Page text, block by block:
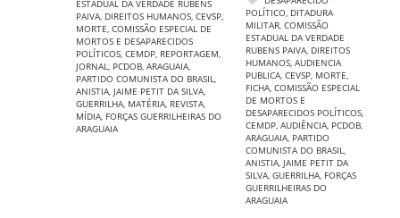
ESTADUAL DA VERDADE RUBENS
PAIVA, DIREITOS HUMANOS, CEVSP,
MORTE, COMISSÃO ESPECIAL DE
MORTOS E DESAPARECIDOS
POLÍTICOS, CEMDP, REPORTAGEM,
JORNAL, PCDOB, ARAGUAIA,
PARTIDO COMUNISTA DO BRASIL,
ANISTIA, JAIME PETIT DA SILVA,
GUERRILHA, MATÉRIA, REVISTA,
MÍDIA, FORÇAS GUERRILHEIRAS DO
ARAGUAIA
POLÍTICO, DITADURA
MILITAR, COMISSÃO
ESTADUAL DA VERDADE
RUBENS PAIVA, DIREITOS
HUMANOS, AUDIENCIA
PUBLICA, CEVSP, MORTE,
FICHA, COMISSÃO ESPECIAL
DE MORTOS E
DESAPARECIDOS POLÍTICOS,
CEMDP, AUDIÊNCIA, PCDOB,
ARAGUAIA, PARTIDO
COMUNISTA DO BRASIL,
ANISTIA, JAIME PETIT DA
SILVA, GUERRILHA, FORÇAS
GUERRILHEIRAS DO
ARAGUAIA